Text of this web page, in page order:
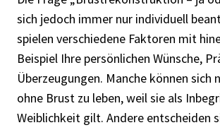
sich jedoch immer nur individuell
spielen verschiedene Faktoren mit
Beispiel Ihre persönlichen Wünsche,
Überzeugungen. Manche können sich
ohne Brust zu leben, weil sie als
Weiblichkeit gilt. Andere entscheiden